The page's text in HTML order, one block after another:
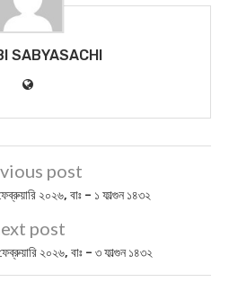
SABYASACHI
post
২০২৬, বাঃ – ১ ফাল্গুন ১৪৩২
post
২০২৬, বাঃ – ৩ ফাল্গুন ১৪৩২